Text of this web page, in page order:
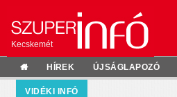
Kecskemét
HÍREK ÚJSÁGLAPOZÓ
VIDÉKI INFÓ